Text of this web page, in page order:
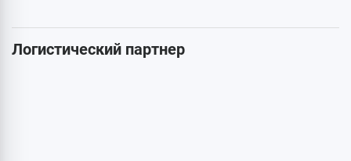
Карта сайта